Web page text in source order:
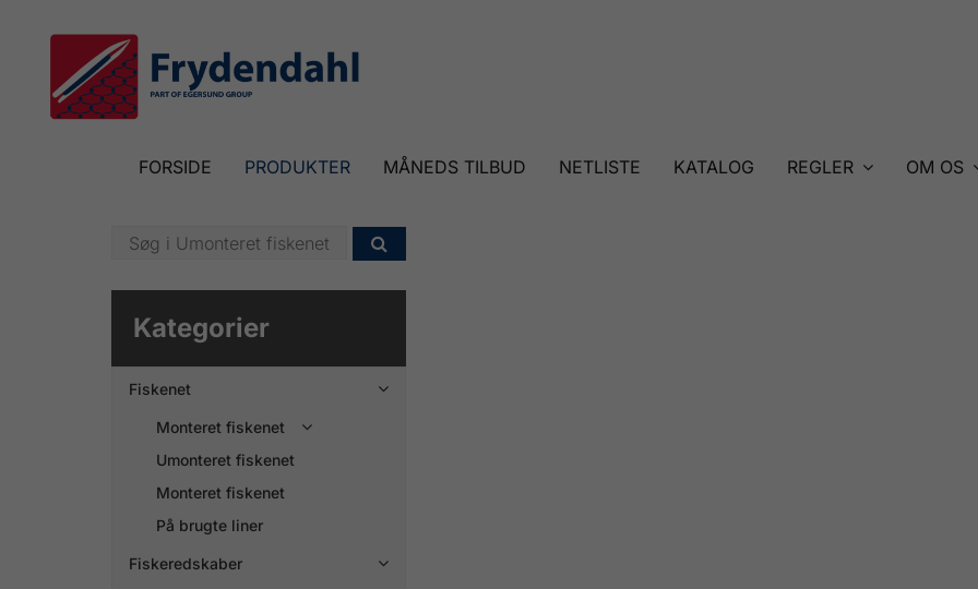
FORSIDE PRODUKTER MÅNEDS TILBUD NETLISTE KATALOG REGLER OM OS

Kategorier
Fiskenet 
Monteret fiskenet

Umonteret fiskenet
Monteret fiskenet
På brugte liner
Fiskeredskaber 